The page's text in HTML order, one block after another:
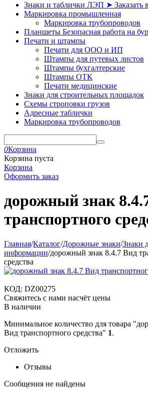
Знаки и таблички ЛЭП ➤ Заказать
Маркировка промышленная
Маркировка трубопроводов
Планшеты Безопасная работа на
Печати и штампы
Печати для ООО и ИП
Штампы для путевых листов
Штампы бухгалтерские
Штампы ОТК
Печати медицинские
Знаки для строительных площадок
Схемы строповки грузов
Адресные таблички
Маркировка трубопроводов
0Корзина
Корзина пуста
Корзина
Оформить заказ
дорожный знак
транспортного
Главная/Каталог/Дорожные знаки/Знаки
информации/дорожный знак 8.4.7 Вид
средства
КОД: DZ00275
Свяжитесь с нами насчёт цены
В наличии
Минимальное количество для товара
Вид транспортного средства" 1.
Отложить
Отзывы
Сообщения не найдены